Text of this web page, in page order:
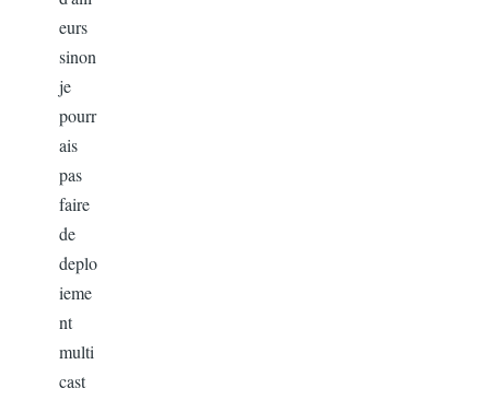
eurs
sinon
je
pourr
ais
pas
faire
de
deplo
ieme
nt
multi
cast